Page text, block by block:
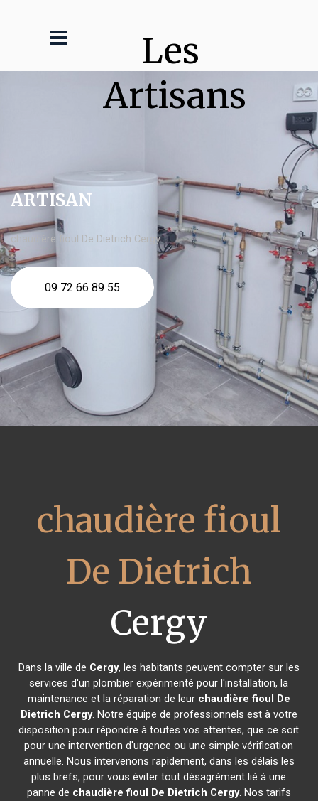
Les
Artisans
ARTISAN
chaudière fioul De Dietrich Cergy
09 72 66 89 55
chaudière fioul
De Dietrich
Cergy
Dans la ville de Cergy, les habitants peuvent compter sur les
services d'un plombier expérimenté pour l'installation, la
maintenance et la réparation de leur chaudière fioul De
Dietrich Cergy. Notre équipe de professionnels est à votre
disposition pour répondre à toutes vos attentes, que ce soit
pour une intervention d'urgence ou une simple vérification
annuelle. Nous intervenons rapidement, dans les délais les
plus brefs, pour vous éviter tout désagrément lié à une
panne de chaudière fioul De Dietrich Cergy. Nos tarifs